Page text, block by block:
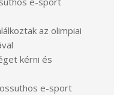
az olimpiai
kérni és
e-sport